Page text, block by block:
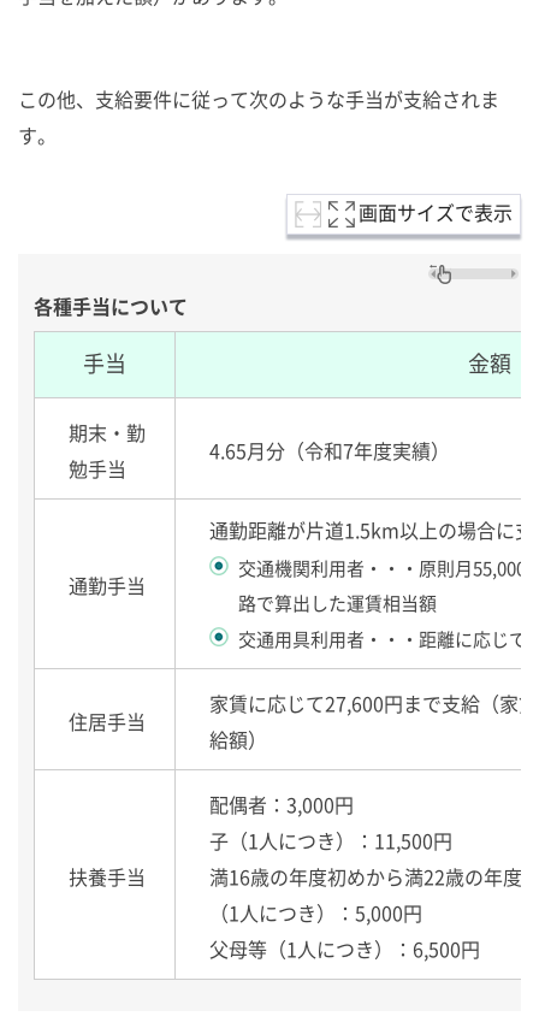
この他、支給要件に従って次のような手当が支給されま
す。
画面サイズで表示
各種手当について
手当 金額
期末・勤
勉手当
4.65月分（令和7年度実績）
通勤手当
通勤距離が片道1.5km以上の場合に
交通機関利用者・・・原則月55,000
路で算出した運賃相当額
交通用具利用者・・・距離に応じて
住居手当
家賃に応じて27,600円まで支給（家
給額）
扶養手当
配偶者：3,000円
子（1人につき）：11,500円
満16歳の年度初めから満22歳の年度
（1人につき）：5,000円
父母等（1人につき）：6,500円